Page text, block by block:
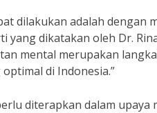
dilakukan adalah dengan
yang dikatakan oleh Dr.
mental merupakan
di Indonesia.”
diterapkan dalam